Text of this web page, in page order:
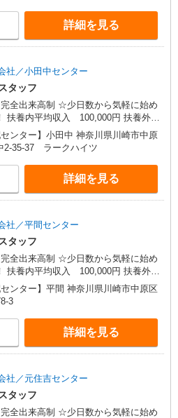
詳細を見る
社／小田中センター
タッフ
全出来高制 ☆少日数から気軽に始め
扶養内平均収入 100,000円 扶養外平
範囲内OK ◎扶養の範
高収入も応相談 働ける時間や環境に合
慮します。 収入補償 扶養内：月
月間） 扶養外：月15万円（3ヶ月間）
2,500円、13
保障期間：3か月
センター】小田中 神奈川県川崎市中原
2-35-37 ラークハイツ
詳細を見る
社／平間センター
タッフ
全出来高制 ☆少日数から気軽に始め
扶養内平均収入 100,000円 扶養外平
範囲内OK ◎扶養の範
高収入も応相談 働ける時間や環境に合
慮します。 勤務日数ごとの収入
円 週3日：
円 ※研修期間：（日給
日間） 収入保障期間：3か月
センター】平間 神奈川県川崎市中原区
3
詳細を見る
社／元住吉センター
タッフ
全出来高制 ☆少日数から気軽に始め